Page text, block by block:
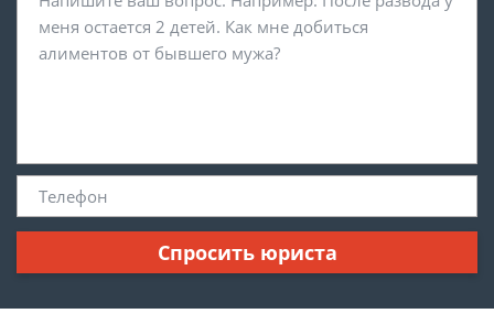
Спросить юриста